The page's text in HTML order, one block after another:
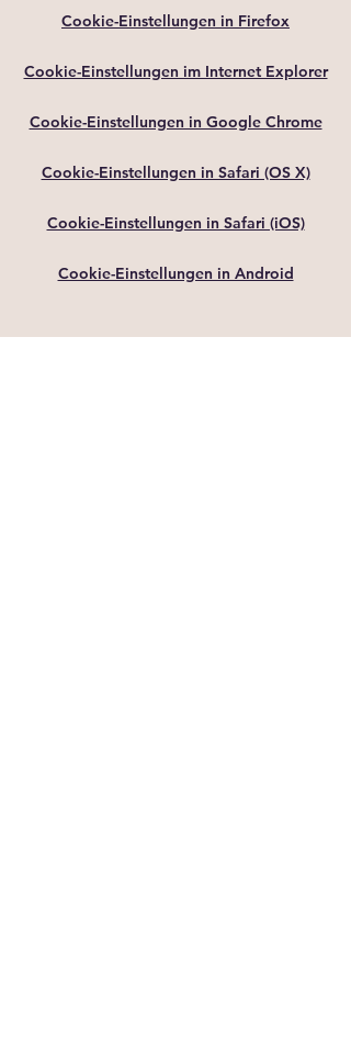
Cookie-Einstellungen in Firefox
Cookie-Einstellungen im Internet Explorer
Cookie-Einstellungen in Google Chrome
Cookie-Einstellungen in Safari (OS X)
Cookie-Einstellungen in Safari (iOS)
Cookie-Einstellungen in Android